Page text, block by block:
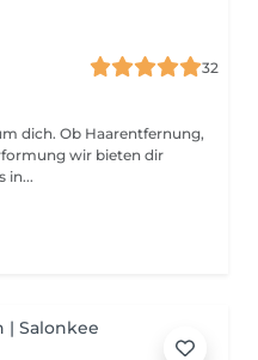
32
dich. Ob Haarentfernung,
bieten dir
in...